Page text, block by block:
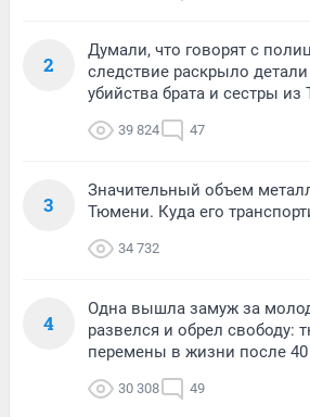
2
Думали, что говорят с
следствие раскрыло детали
убийства брата и сестры
39 824 47
3
Значительный объем
Тюмени. Куда его
34 732
4
Одна вышла замуж за
развелся и обрел
перемены в жизни после 40
30 308 49